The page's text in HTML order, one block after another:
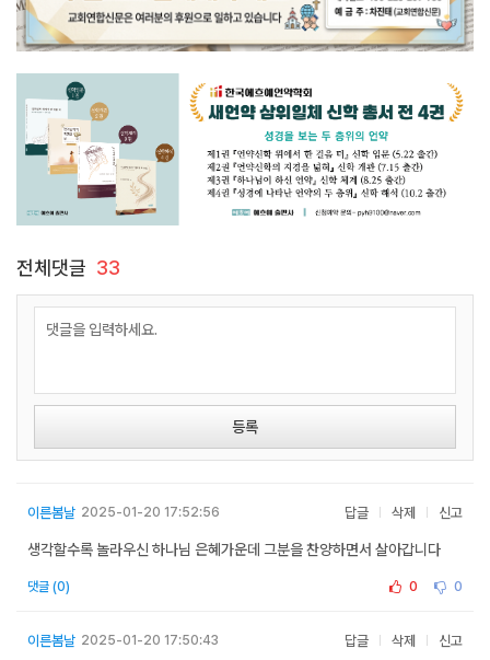
전체댓글 33
등록
이른봄날 2025-01-20 17:52:56 답글 삭제 신고
생각할수록 놀라우신 하나님 은혜가운데 그분을 찬양하면서 살아갑니다
댓글 (0) 0 0
이른봄날 2025-01-20 17:50:43 답글 삭제 신고